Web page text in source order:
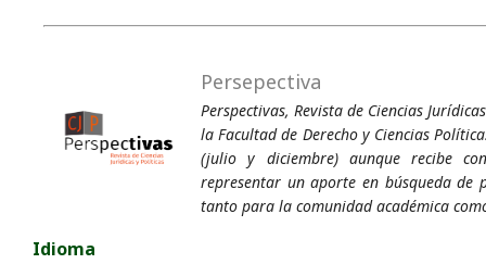
Persepectiva
Perspectivas, Revista de Ciencias
la Facultad de Derecho y Ciencias
(julio y diciembre) aunque recibe
representar un aporte en búsqueda de
tanto para la comunidad académica
Idioma